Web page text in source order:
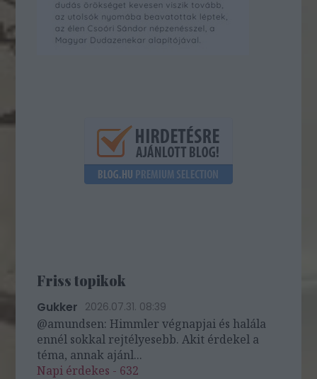
Friss topikok
Gukker 2026.07.31. 08:39
@amundsen: Himmler végnapjai és halála
ennél sokkal rejtélyesebb. Akit érdekel a
téma, annak ajánl...
Napi érdekes - 632